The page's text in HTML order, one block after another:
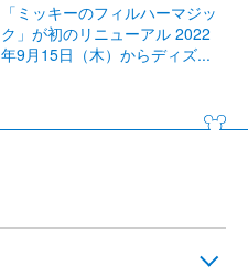
「ミッキーのフィルハーマジッ
ク」が初のリニューアル 2022
年9月15日（木）からディズ...